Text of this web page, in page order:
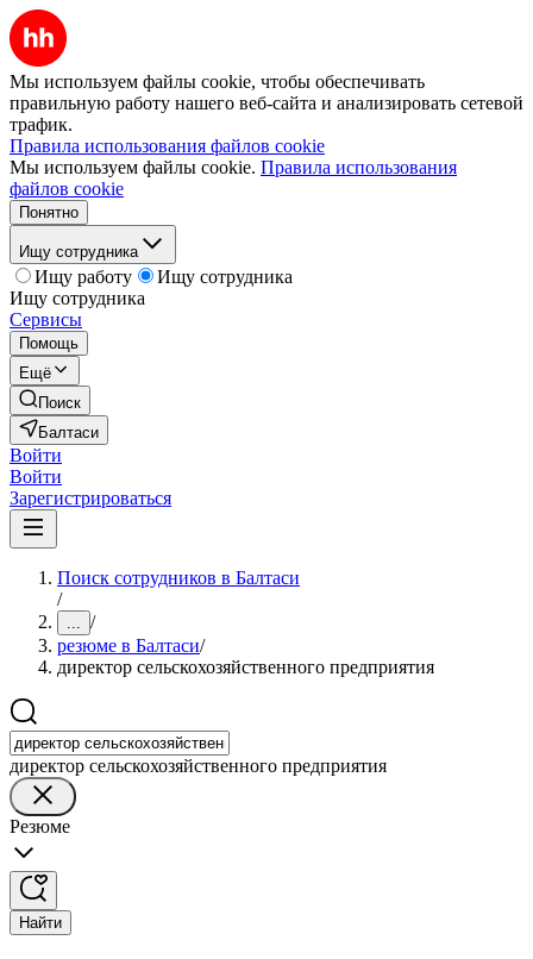
Мы используем файлы cookie, чтобы обеспечивать
правильную работу нашего веб-сайта и анализировать сетевой
трафик.
Правила использования файлов cookie
Мы используем файлы cookie. Правила использования
файлов cookie
Понятно
Ищу сотрудника
Ищу работу
Ищу сотрудника
Ищу сотрудника
Сервисы
Помощь
Ещё
Поиск
Балтаси
Войти
Войти
Зарегистрироваться
Поиск сотрудников в Балтаси
/
... /
резюме в Балтаси/
директор сельскохозяйственного предприятия
директор сельскохозяйственного предприятия
Резюме
Найти